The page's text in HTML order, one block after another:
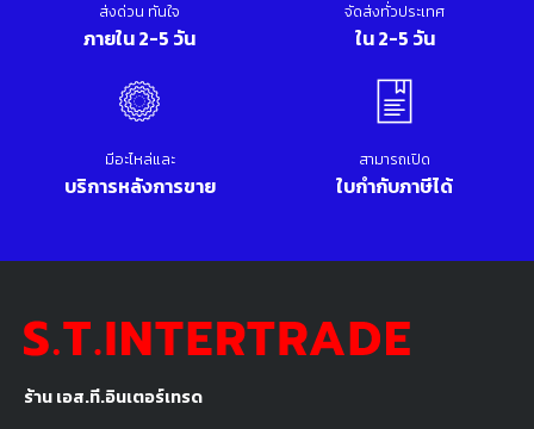
ร้าน เอส.ที.อินเตอร์เทรด
ส่งด่วน ทันใจ
ภายใน 2-5 วัน
จัดส่งทั่วประเทศ
ใน 2-5 วัน
มีอะไหล่และ
บริการหลังการขาย
สามารถเปิด
ใบกำกับภาษีได้